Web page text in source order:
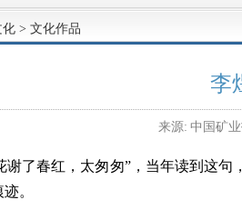
化 > 文化作品
李
来源: 中国矿
谢了春红，太匆匆”，当年读到这
。